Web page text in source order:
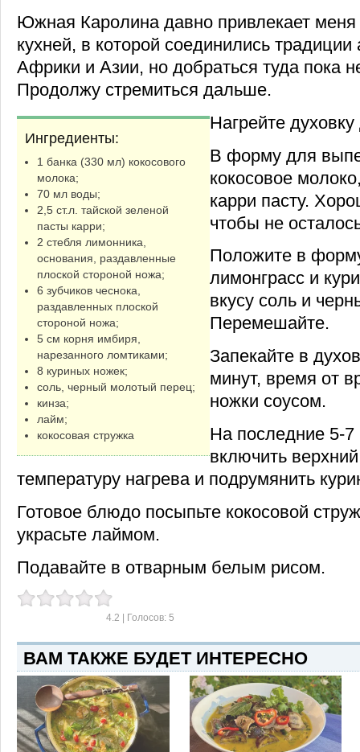
Южная Каролина давно привлекает меня
кухней, в которой соединились
Африки и Азии, но добраться туда пока
Продолжу стремиться дальше.
Ингредиенты:
1 банка (330 мл) кокосового
молока;
70 мл воды;
2,5 ст.л. тайской зеленой
пасты карри;
2 стебля лимонника,
основания, раздавленные
плоской стороной ножа;
6 зубчиков чеснока,
раздавленных плоской
стороной ножа;
5 см корня имбиря,
нарезанного ломтиками;
8 куриных ножек;
соль, черный молотый перец;
кинза;
лайм;
кокосовая стружка
Нагрейте
В форму для
кокосовое
карри пасту.
чтобы не
Положите в
лимонграсс и
вкусу соль и
Перемешайте.
Запекайте в
минут, время от
ножки соусом.
На последние 5-
включить
температуру нагрева и подрумянить
Готовое блюдо посыпьте кокосовой
украсьте лаймом.
Подавайте в отварным белым рисом.
4.2 | Голосов: 5
ВАМ ТАКЖЕ БУДЕТ ИНТЕРЕСНО